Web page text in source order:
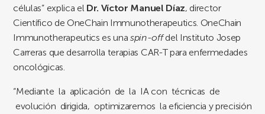
células” explica el Dr. Víctor Manuel Díaz, director
Científico de OneChain Immunotherapeutics. OneChain
Immunotherapeutics es unaspin-offdel Instituto Josep
Carreras que desarrolla terapias CAR-T para enfermedades
oncológicas.
“Mediante la aplicación de la IA con técnicas de
evolución dirigida, optimizaremos la eficiencia y precisión